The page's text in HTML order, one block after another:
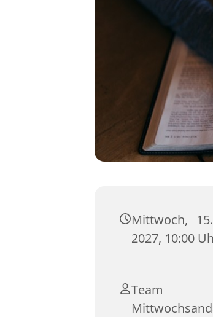
Mittwoch,
2027, 10:00